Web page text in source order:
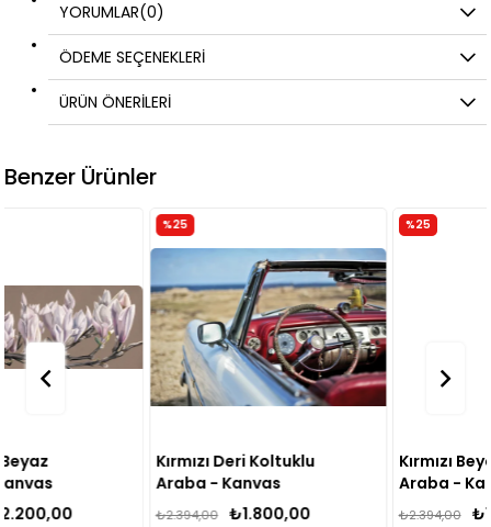
YORUMLAR(0)
ÖDEME SEÇENEKLERI
ÜRÜN ÖNERILERI
Benzer Ürünler
Kırmızı Deri Koltuklu
Araba - Kanvas
Tablo
₺1.800,00
₺2.394,00
Kırmızı Beyaz Klasik
Araba - Kanvas
Tablo
₺1.800,00
₺2.394,00